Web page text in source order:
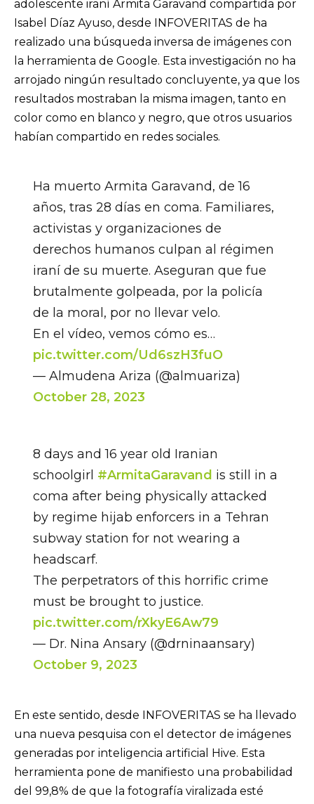
adolescente iraní Armita Garavand compartida por
Isabel Díaz Ayuso, desde INFOVERITAS de ha
realizado una búsqueda inversa de imágenes con
la herramienta de Google. Esta investigación no ha
arrojado ningún resultado concluyente, ya que los
resultados mostraban la misma imagen, tanto en
color como en blanco y negro, que otros usuarios
habían compartido en redes sociales.
Ha muerto Armita Garavand, de 16
años, tras 28 días en coma. Familiares,
activistas y organizaciones de
derechos humanos culpan al régimen
iraní de su muerte. Aseguran que fue
brutalmente golpeada, por la policía
de la moral, por no llevar velo.
En el vídeo, vemos cómo es…
pic.twitter.com/Ud6szH3fuO
— Almudena Ariza (@almuariza)
October 28, 2023
8 days and 16 year old Iranian
schoolgirl #ArmitaGaravand is still in a
coma after being physically attacked
by regime hijab enforcers in a Tehran
subway station for not wearing a
headscarf.
The perpetrators of this horrific crime
must be brought to justice.
pic.twitter.com/rXkyE6Aw79
— Dr. Nina Ansary (@drninaansary)
October 9, 2023
En este sentido, desde INFOVERITAS se ha llevado
una nueva pesquisa con el detector de imágenes
generadas por inteligencia artificial Hive. Esta
herramienta pone de manifiesto una probabilidad
del 99,8% de que la fotografía viralizada esté